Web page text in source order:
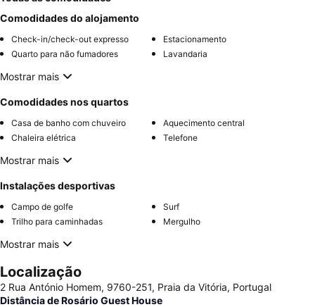
Comodidades do alojamento
Check-in/check-out expresso
Estacionamento
Quarto para não fumadores
Lavandaria
Mostrar mais
Comodidades nos quartos
Casa de banho com chuveiro
Aquecimento central
Chaleira elétrica
Telefone
Mostrar mais
Instalações desportivas
Campo de golfe
Surf
Trilho para caminhadas
Mergulho
Mostrar mais
Localização
2 Rua António Homem, 9760-251, Praia da Vitória, Portugal
Distância de Rosário Guest House